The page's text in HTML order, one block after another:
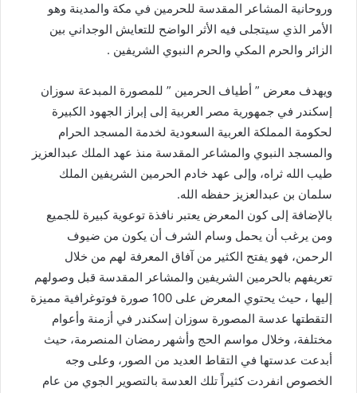
وروحانية المشاعر المقدسة للحرمين في مكة والمدينة وهو
الأمر الذي سيتجلى فيه الأثر الواضح للتعايش الوجداني بين
الزائر والحرم المكي والحرم النبوي الشريفين .
ويهدف معرض ” أطياف الحرمين ” للمصورة المبدعة سوزان
إسكندر في جمهورية مصر العربية إلى إبراز الجهود الكبيرة
لحكومة المملكة العربية السعودية لخدمة المسجد الحرام
والمسجد النبوي والمشاعر المقدسة منذ عهد الملك عبدالعزيز
طيب الله ثراه، وإلى عهد خادم الحرمين الشريفين الملك
سلمان بن عبدالعزيز حفظه الله.
بالإضافة إلى كون المعرض يعتبر نافذة توعوية كبيرة للجميع
ومن يرغب أن يحمل وسام الشرف أن يكون من ضيوف
الرحمن، فهو يفتح الكثير من آفاق المعرفة لهم من خلال
تعريفهم بالحرمين الشريفين والمشاعر المقدسة قبل وصولهم
إليها ، حيث يحتوي المعرض على 100 صورة فوتوغرافية مميزة
التقطتها عدسة المصورة سوزان إسكندر في أزمنة وأعوام
مختلفة، وخلال مواسم الحج وأشهر رمضان المنصرمة، حيث
أبدعت عدستها في التقاط العديد من الصور، وعلى وجه
الخصوص انفردت كثيراً تلك العدسة بالتصوير الجوي من عام